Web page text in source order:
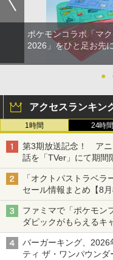
ポケモンコラボ「マ
2026」をひと足お先
●
アクセスランキン
1時間 24時間
第3期放送記念！ アニ
話を「TVer」にて期間
「オクトパストラベ
セール情報まとめ【8月
ニンテンドーeショッ
ファミマで「ポケモン
ダピックがもらえるキ
バーガーキング、2026
ティ ザ・ワンパウン